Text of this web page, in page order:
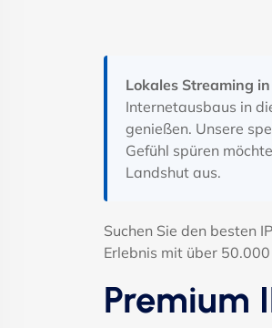
Lokales Streaming
Internetausbaus in
genießen. Unsere
Gefühl spüren
Landshut aus.
Suchen Sie den besten
Erlebnis mit über
Premium